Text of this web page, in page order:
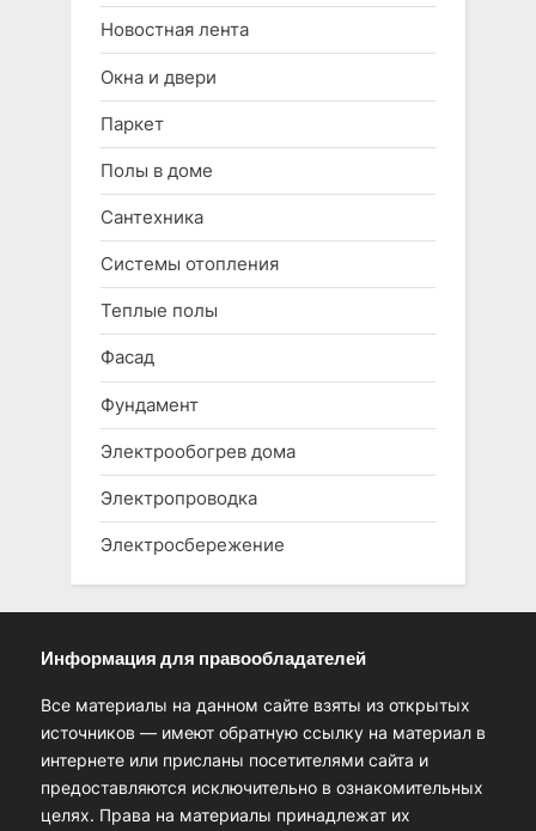
Новостная лента
Окна и двери
Паркет
Полы в доме
Сантехника
Системы отопления
Теплые полы
Фасад
Фундамент
Электрообогрев дома
Электропроводка
Электросбережение
Информация для правообладателей
Все материалы на данном сайте взяты из открытых
источников — имеют обратную ссылку на материал в
интернете или присланы посетителями сайта и
предоставляются исключительно в ознакомительных
целях. Права на материалы принадлежат их